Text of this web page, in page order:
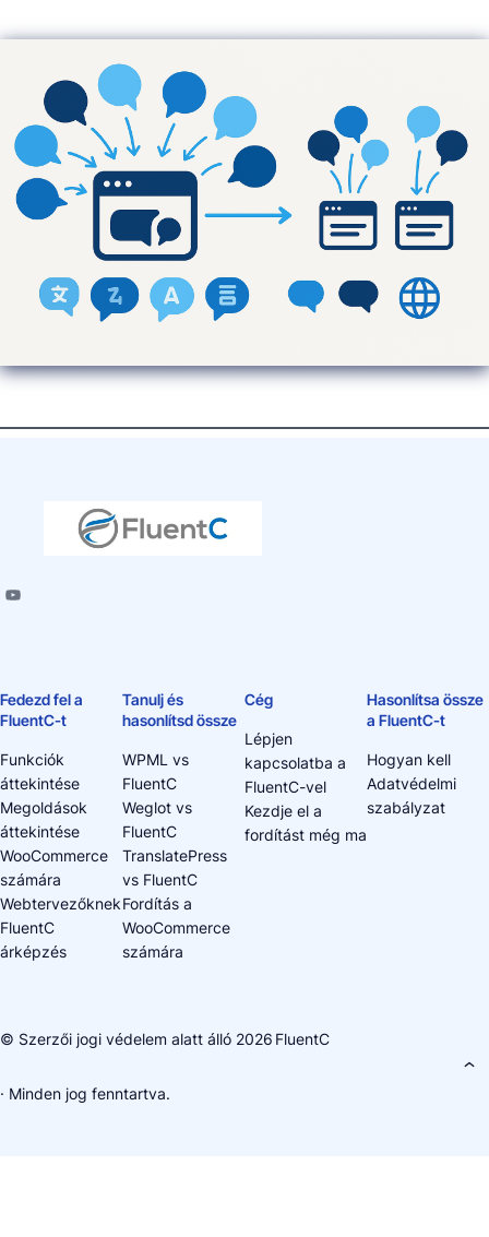
Fedezd fel a
FluentC-t
Funkciók
áttekintése
Megoldások
áttekintése
WooCommerce
számára
Webtervezőknek
FluentC
árképzés
Tanulj és
hasonlítsd össze
WPML vs
FluentC
Weglot vs
FluentC
TranslatePress
vs FluentC
Fordítás a
WooCommerce
számára
Cég
Lépjen
kapcsolatba a
FluentC-vel
Kezdje el a
fordítást még ma
Hasonlítsa össze
a FluentC-t
Hogyan kell
Adatvédelmi
szabályzat
© Szerzői jogi védelem alatt álló 2026 FluentC
· Minden jog fenntartva.